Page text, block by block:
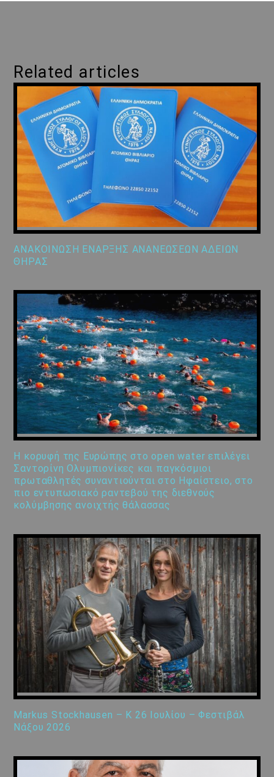
Related articles
ΑΝΑΚΟΙΝΩΣΗ ΕΝΑΡΞΗΣ ΑΝΑΝΕΩΣΕΩΝ ΑΔΕΙΩΝ
ΘΗΡΑΣ
Η κορυφή της Ευρώπης στο open water επιλέγει
Σαντορίνη Ολυμπιονίκες και παγκόσμιοι
πρωταθλητές συναντιούνται στο Ηφαίστειο, στο
πιο εντυπωσιακό ραντεβού της διεθνούς
κολύμβησης ανοιχτής θάλασσας
Markus Stockhausen – K 26 Ιουλίου – Φεστιβάλ
Νάξου 2026